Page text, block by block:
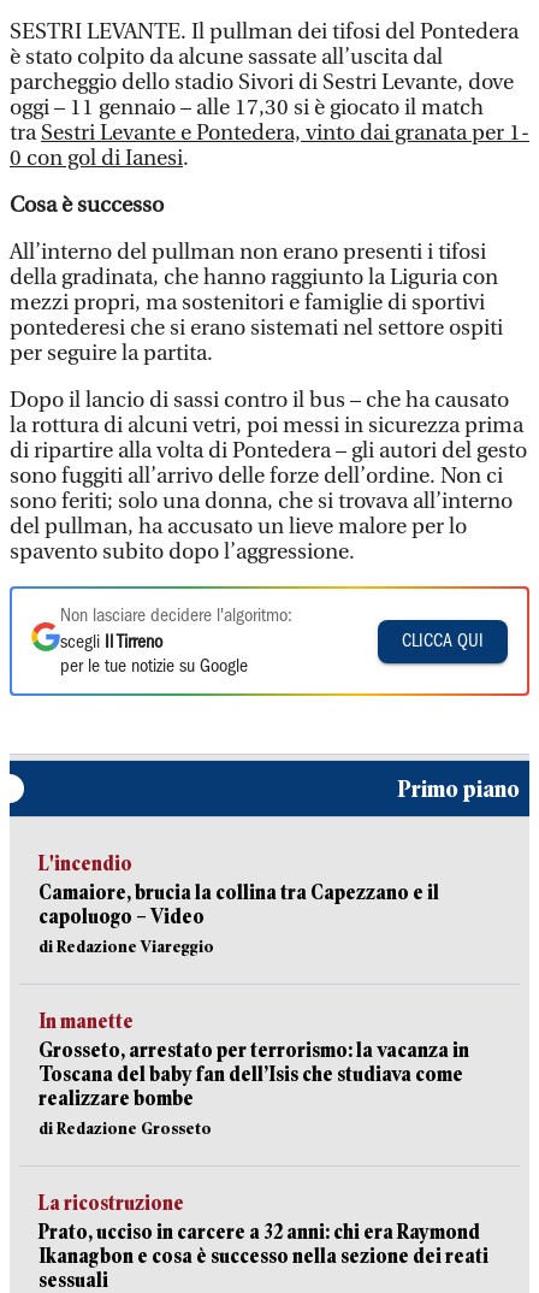
SESTRI LEVANTE. Il pullman dei tifosi del Pontedera
è stato colpito da alcune sassate all’uscita dal
parcheggio dello stadio Sivori di Sestri Levante, dove
oggi – 11 gennaio – alle 17,30 si è giocato il match
traSestri Levante e Pontedera, vinto dai granata per 1-
0 con gol di Ianesi.
Cosa è successo
All’interno del pullman non erano presenti i tifosi
della gradinata, che hanno raggiunto la Liguria con
mezzi propri, ma sostenitori e famiglie di sportivi
pontederesi che si erano sistemati nel settore ospiti
per seguire la partita.
Dopo il lancio di sassi contro il bus – che ha causato
la rottura di alcuni vetri, poi messi in sicurezza prima
di ripartire alla volta di Pontedera – gli autori del gesto
sono fuggiti all’arrivo delle forze dell’ordine. Non ci
sono feriti; solo una donna, che si trovava all’interno
del pullman, ha accusato un lieve malore per lo
spavento subito dopo l’aggressione.
Non lasciare decidere l'algoritmo:
scegli
Il Tirreno
per le tue notizie su Google
CLICCA QUI
Primo piano
L'incendio
Camaiore, brucia la collina tra Capezzano e il
capoluogo – Video
di Redazione Viareggio
In manette
Grosseto, arrestato per terrorismo: la vacanza in
Toscana del baby fan dell’Isis che studiava come
realizzare bombe
di Redazione Grosseto
La ricostruzione
Prato, ucciso in carcere a 32 anni: chi era Raymond
Ikanagbon e cosa è successo nella sezione dei reati
sessuali